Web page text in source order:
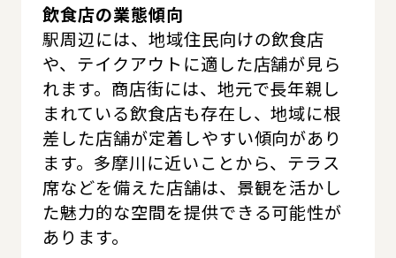
飲食店の業態傾向
駅周辺には、地域住民向けの飲食店
や、テイクアウトに適した店舗が見ら
れます。商店街には、地元で長年親し
まれている飲食店も存在し、地域に根
差した店舗が定着しやすい傾向があり
ます。多摩川に近いことから、テラス
席などを備えた店舗は、景観を活かし
た魅力的な空間を提供できる可能性が
あります。